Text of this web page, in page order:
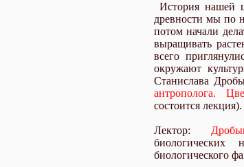
История нашей
древности мы по
потом начали
выращивать
всего
окружают
Станислава
антрополога.
состоится лекция).
Лектор:
биологических
биологического